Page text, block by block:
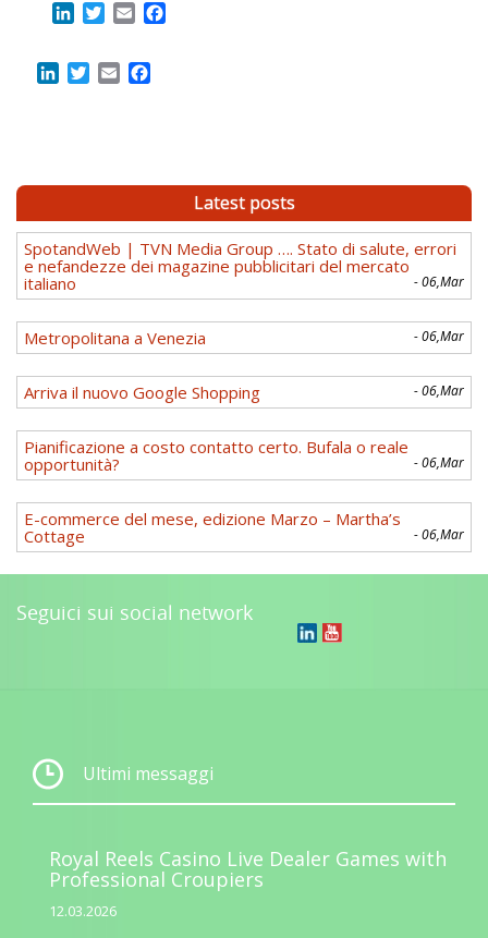
LinkedInTwitterEmail
LinkedInTwitter
Email
Latest posts
SpotandWeb | TVN Media Group …. Stato di salute, errori
e nefandezze dei magazine pubblicitari del mercato
italiano
- 06,Mar
Metropolitana a Venezia - 06,Mar
Arriva il nuovo Google Shopping - 06,Mar
Pianificazione a costo contatto certo. Bufala o reale
opportunità?
- 06,Mar
E-commerce del mese, edizione Marzo – Martha’s
Cottage
- 06,Mar
Seguici sui social network
Ultimi messaggi
Royal Reels Casino Live Dealer Games with
Professional Croupiers
12.03.2026